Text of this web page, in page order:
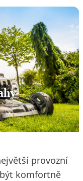
provozní
komfortně